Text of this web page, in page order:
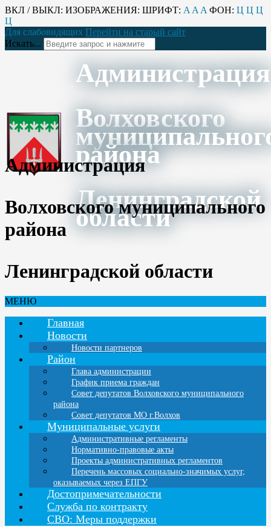
ВКЛ / ВЫКЛ: ИЗОБРАЖЕНИЯ: ШРИФТ: A A A ФОН: Ц Ц Ц
Ц
Для слабовидящих Перейти на старый сайт
Искать...
Администрация
Волховского
района
Ленинградской
области
Администрация
Волховского муниципального
района
Ленинградской области
МЕНЮ
Главная
Новости
Новости партнеров
Район
Глава администрации
График приема граждан
Совет депутатов Волховского муниципального
района
Совет депутатов МО г.Волхов
Муниципальные услуги
Административные регламенты
Нормативно-правовые акты
Проекты административных регламентов
Перечень массовых социально-значимых услуг,
оказываемых через ЕПГУ
Достопримечательности
Служба по контракту
СВО: Меры поддержки